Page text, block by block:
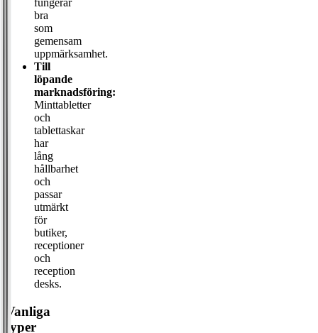
fungerar
bra
som
gemensam
uppmärksamhet.
Till
löpande
marknadsföring:
Minttabletter
och
tablettaskar
har
lång
hållbarhet
och
passar
utmärkt
för
butiker,
receptioner
och
reception
desks.
Vanliga
typer